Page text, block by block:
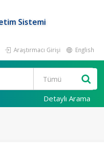
Sistemi
Araştırmacı Girişi English
Detaylı Arama